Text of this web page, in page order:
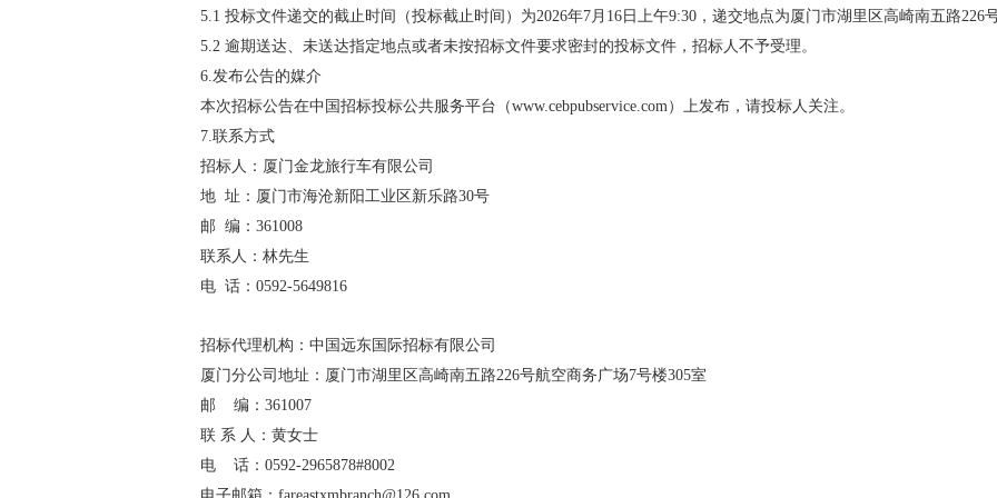
5.1 投标文件递交的截止时间（投标截止时间）为2026年7月16日上午9:30，递交地点为厦门市湖里区高崎南五路226
5.2 逾期送达、未送达指定地点或者未按招标文件要求密封的投标文件，招标人不予受理。
6.发布公告的媒介
本次招标公告在中国招标投标公共服务平台（www.cebpubservice.com）上发布，请投标人关注。
7.联系方式
招标人：厦门金龙旅行车有限公司
地 址：厦门市海沧新阳工业区新乐路30号
邮 编：361008
联系人：林先生
电 话：0592-5649816
招标代理机构：中国远东国际招标有限公司
厦门分公司地址：厦门市湖里区高崎南五路226号航空商务广场7号楼305室
邮 编：361007
联 系 人：黄女士
电 话：0592-2965878#8002